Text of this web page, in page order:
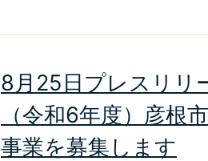
8月25日プレスリリ
（令和6年度）彦根
事業を募集します